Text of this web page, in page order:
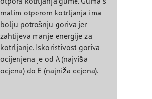
malim otporom kotrljanja ima
bolju potrošnju goriva jer
zahtijeva manje energije za
kotrljanje. Iskoristivost goriva
ocijenjena je od A (najviša
ocjena) do E (najniža ocjena).